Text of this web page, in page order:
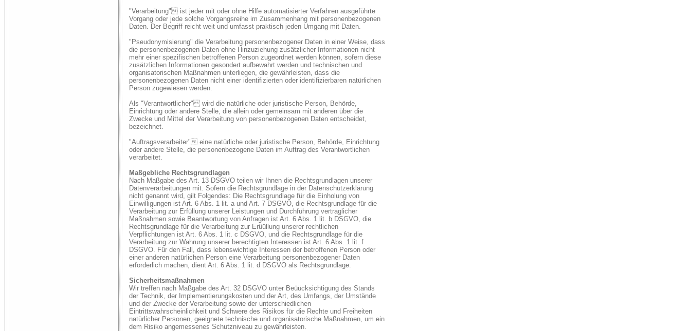
"Verarbeitung" ist jeder mit oder ohne Hilfe automatisierter Verfahren ausgeführte
Vorgang oder jede solche Vorgangsreihe im Zusammenhang mit personenbezogenen
Daten. Der Begriff reicht weit und umfasst praktisch jeden Umgang mit Daten.
"Pseudonymisierung" die Verarbeitung personenbezogener Daten in einer Weise, dass
die personenbezogenen Daten ohne Hinzuziehung zusätzlicher Informationen nicht
mehr einer spezifischen betroffenen Person zugeordnet werden können, sofern diese
zusätzlichen Informationen gesondert aufbewahrt werden und technischen und
organisatorischen Maßnahmen unterliegen, die gewährleisten, dass die
personenbezogenen Daten nicht einer identifizierten oder identifizierbaren natürlichen
Person zugewiesen werden.
Als "Verantwortlicher" wird die natürliche oder juristische Person, Behörde,
Einrichtung oder andere Stelle, die allein oder gemeinsam mit anderen über die
Zwecke und Mittel der Verarbeitung von personenbezogenen Daten entscheidet,
bezeichnet.
"Auftragsverarbeiter" eine natürliche oder juristische Person, Behörde, Einrichtung
oder andere Stelle, die personenbezogene Daten im Auftrag des Verantwortlichen
verarbeitet.
Maßgebliche Rechtsgrundlagen
Nach Maßgabe des Art. 13 DSGVO teilen wir Ihnen die Rechtsgrundlagen unserer
Datenverarbeitungen mit. Sofern die Rechtsgrundlage in der Datenschutzerklärung
nicht genannt wird, gilt Folgendes: Die Rechtsgrundlage für die Einholung von
Einwilligungen ist Art. 6 Abs. 1 lit. a und Art. 7 DSGVO, die Rechtsgrundlage für die
Verarbeitung zur Erfüllung unserer Leistungen und Durchführung vertraglicher
Maßnahmen sowie Beantwortung von Anfragen ist Art. 6 Abs. 1 lit. b DSGVO, die
Rechtsgrundlage für die Verarbeitung zur Erüüllung unserer rechtlichen
Verpflichtungen ist Art. 6 Abs. 1 lit. c DSGVO, und die Rechtsgrundlage für die
Verarbeitung zur Wahrung unserer berechtigten Interessen ist Art. 6 Abs. 1 lit. f
DSGVO. Für den Fall, dass lebenswichtige Interessen der betroffenen Person oder
einer anderen natürlichen Person eine Verarbeitung personenbezogener Daten
erforderlich machen, dient Art. 6 Abs. 1 lit. d DSGVO als Rechtsgrundlage.
Sicherheitsmaßnahmen
Wir treffen nach Maßgabe des Art. 32 DSGVO unter Beüücksichtigung des Stands
der Technik, der Implementierungskosten und der Art, des Umfangs, der Umstände
und der Zwecke der Verarbeitung sowie der unterschiedlichen
Eintrittswahrscheinlichkeit und Schwere des Risikos für die Rechte und Freiheiten
natürlicher Personen, geeignete technische und organisatorische Maßnahmen, um ein
dem Risiko angemessenes Schutzniveau zu gewährleisten.